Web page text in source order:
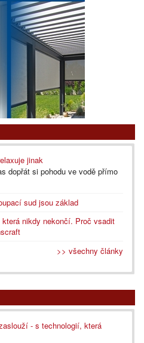
jinak
dopřát si pohodu ve vodě přímo
sud jsou základ
nikdy nekončí. Proč vsadit
>> všechny články
- s technologií, která